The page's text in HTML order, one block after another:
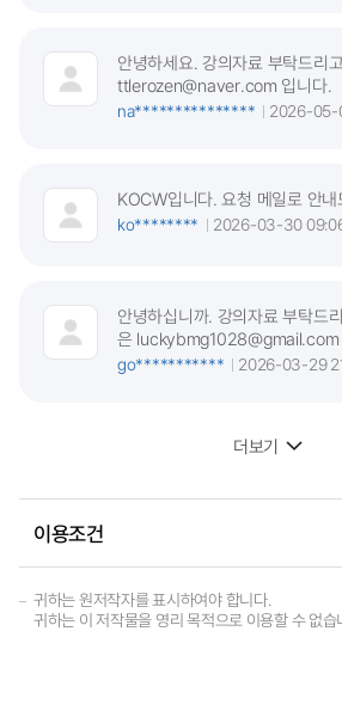
안녕하세요. 강의자료 부탁드리
ttlerozen@naver.com 입니다.
na***************
2026-05-
KOCW입니다. 요청 메일로 안내
ko********
2026-03-30
안녕하십니까. 강의자료 부탁드
은 luckybmg1028@gmail.com
go***********
2026-03-29
더보기
이용조건
귀하는 원저작자를 표시하여야 합니다.
귀하는 이 저작물을 영리 목적으로 이용할 수 없습